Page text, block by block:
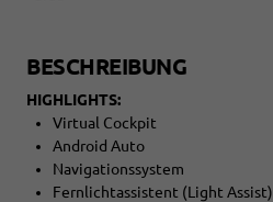
BESCHREIBUNG
HIGHLIGHTS:
Virtual Cockpit
Android Auto
Navigationssystem
Fernlichtassistent (Light Assist)